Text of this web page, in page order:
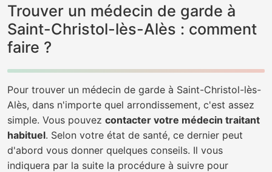
Trouver un médecin de garde à
Saint-Christol-lès-Alès : comment
faire ?
Pour trouver un médecin de garde à Saint-Christol-lès-
Alès, dans n'importe quel arrondissement, c'est assez
simple. Vous pouvez contacter votre médecin traitant
habituel. Selon votre état de santé, ce dernier peut
d'abord vous donner quelques conseils. Il vous
indiquera par la suite la procédure à suivre pour